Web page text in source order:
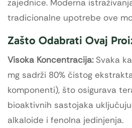
zajednice. Moderna
tradicionalne upotrebe ove
Zašto Odabrati Ovaj
Visoka Koncentracija:Svaka
mg sadrži 80% čistog
komponenti), što osigurava
bioaktivnih sastojaka
alkaloide i fenolna jedinjenja.